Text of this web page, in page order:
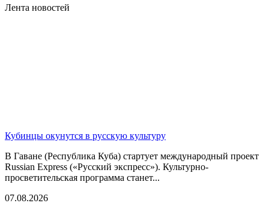
Лента новостей
Кубинцы окунутся в русскую культуру
В Гаване (Республика Куба) стартует международный проект
Russian Express («Русский экспресс»). Культурно-
просветительская программа станет...
07.08.2026